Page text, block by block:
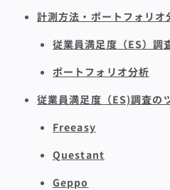
計測方法・ポートフォリオ
従業員満足度（ES）調
ポートフォリオ分析
従業員満足度（ES)調査の
Freeasy
Questant
Geppo